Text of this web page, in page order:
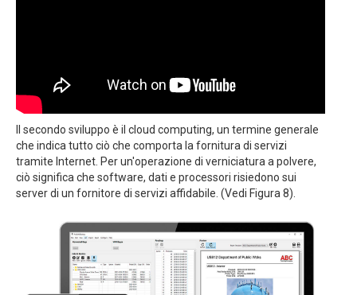
Il secondo sviluppo è il cloud computing, un termine generale
che indica tutto ciò che comporta la fornitura di servizi
tramite Internet. Per un'operazione di verniciatura a polvere,
ciò significa che software, dati e processori risiedono sui
server di un fornitore di servizi affidabile. (Vedi Figura 8).